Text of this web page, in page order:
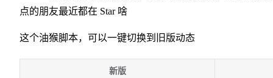
点的朋友最近都在 Star 啥
这个油猴脚本，可以一键切换到旧版动态
新版